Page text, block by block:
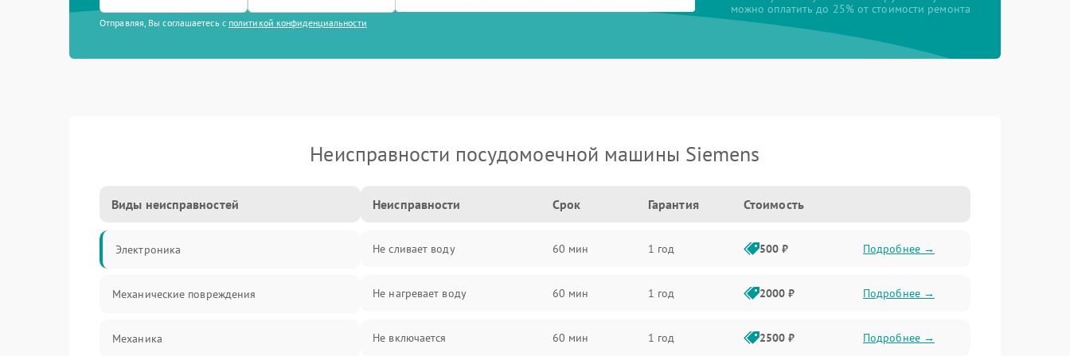
Отправляя, Вы соглашаетесь с политикой конфиденциальности
можно оплатить до 25% от стоимости ремонта
Неисправности посудомоечной машины Siemens
Виды неисправностей
Электроника
Механические повреждения
Механика
Неисправности Срок Гарантия Стоимость
Не сливает воду 60 мин 1 год 500 ₽ Подробнее →
Не нагревает воду 60 мин 1 год 2000 ₽ Подробнее →
Не включается 60 мин 1 год 2500 ₽ Подробнее →